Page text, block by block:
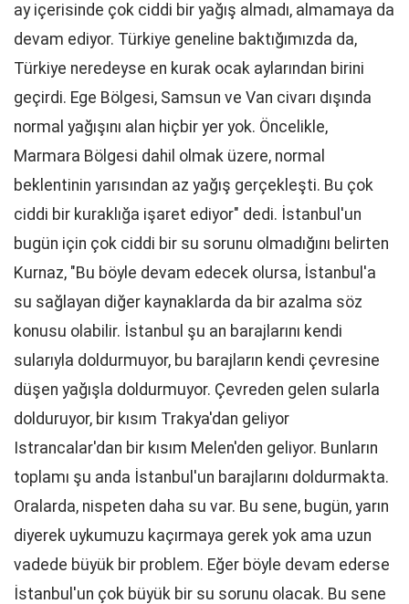
ay içerisinde çok ciddi bir yağış almadı, almamaya da
devam ediyor. Türkiye geneline baktığımızda da,
Türkiye neredeyse en kurak ocak aylarından birini
geçirdi. Ege Bölgesi, Samsun ve Van civarı dışında
normal yağışını alan hiçbir yer yok. Öncelikle,
Marmara Bölgesi dahil olmak üzere, normal
beklentinin yarısından az yağış gerçekleşti. Bu çok
ciddi bir kuraklığa işaret ediyor" dedi. İstanbul'un
bugün için çok ciddi bir su sorunu olmadığını belirten
Kurnaz, "Bu böyle devam edecek olursa, İstanbul'a
su sağlayan diğer kaynaklarda da bir azalma söz
konusu olabilir. İstanbul şu an barajlarını kendi
sularıyla doldurmuyor, bu barajların kendi çevresine
düşen yağışla doldurmuyor. Çevreden gelen sularla
dolduruyor, bir kısım Trakya'dan geliyor
Istrancalar'dan bir kısım Melen'den geliyor. Bunların
toplamı şu anda İstanbul'un barajlarını doldurmakta.
Oralarda, nispeten daha su var. Bu sene, bugün, yarın
diyerek uykumuzu kaçırmaya gerek yok ama uzun
vadede büyük bir problem. Eğer böyle devam ederse
İstanbul'un çok büyük bir su sorunu olacak. Bu sene